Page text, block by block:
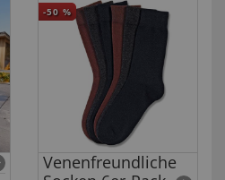
-50 %
Venenfreundliche